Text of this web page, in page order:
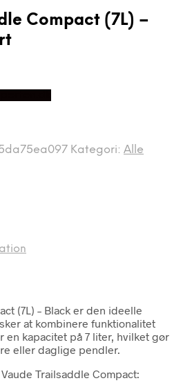
Compact (7L) –
Kategori: Alle
(7L) – Black er den ideelle
at kombinere funktionalitet
en kapacitet på 7 liter, hvilket gør
eller daglige pendler.
Trailsaddle Compact: